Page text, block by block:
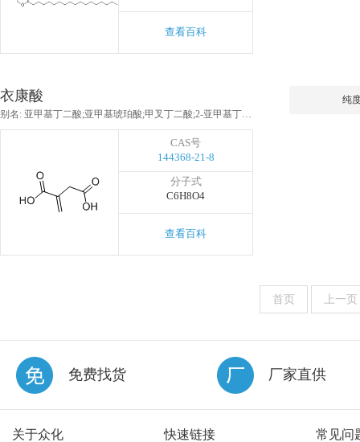
查看百科
衣康酸
别名: 亚甲基丁二酸;亚甲基琥珀酸;甲叉丁二酸;2-亚甲基丁二酸
CAS号
144368-21-8
分子式
C6H8O4
查看百科
纯
首页 上一页
免费找货 厂家直供
关于众化 快速链接 常见问